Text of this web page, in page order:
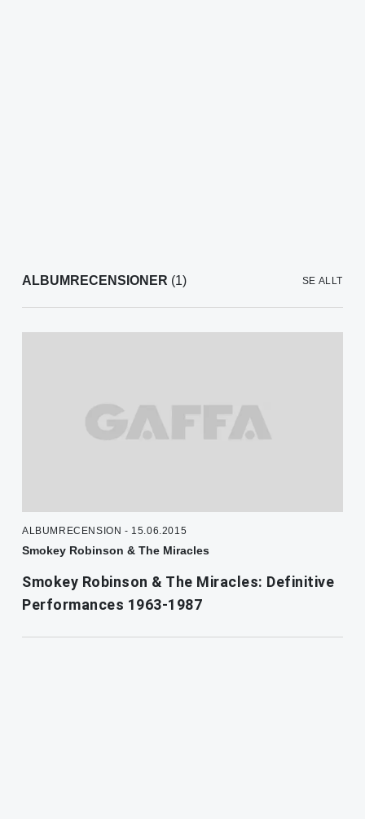
ALBUMRECENSIONER (1) SE ALLT
ALBUMRECENSION - 15.06.2015
Smokey Robinson & The Miracles
Smokey Robinson & The Miracles: Definitive
Performances 1963-1987